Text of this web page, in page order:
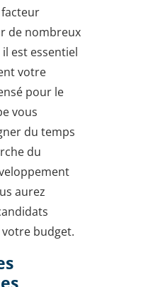
de nombreux
est essentiel
votre
pour le
vous
du temps
du
aurez
budget.